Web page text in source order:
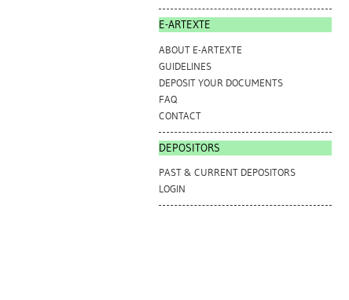
E-ARTEXTE
ABOUT E-ARTEXTE
GUIDELINES
DEPOSIT YOUR DOCUMENTS
FAQ
CONTACT
DEPOSITORS
PAST & CURRENT DEPOSITORS
LOGIN